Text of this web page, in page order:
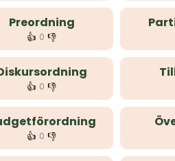
Preordning
👍 0 👎
👍 0 👎
👍 0 👎